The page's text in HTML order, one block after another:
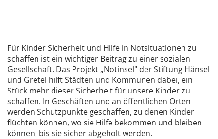
Für Kinder Sicherheit und Hilfe in Notsituationen zu
schaffen ist ein wichtiger Beitrag zu einer sozialen
Gesellschaft. Das Projekt „Notinsel" der Stiftung Hänsel
und Gretel hilft Städten und Kommunen dabei, ein
Stück mehr dieser Sicherheit für unsere Kinder zu
schaffen. In Geschäften und an öffentlichen Orten
werden Schutzpunkte geschaffen, zu denen Kinder
flüchten können, wo sie Hilfe bekommen und bleiben
können, bis sie sicher abgeholt werden.